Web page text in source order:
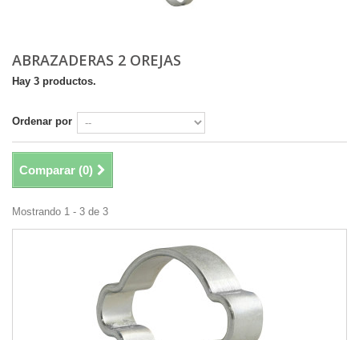
ABRAZADERAS 2 OREJAS
Hay 3 productos.
Ordenar por
Comparar (0)
Mostrando 1 - 3 de 3